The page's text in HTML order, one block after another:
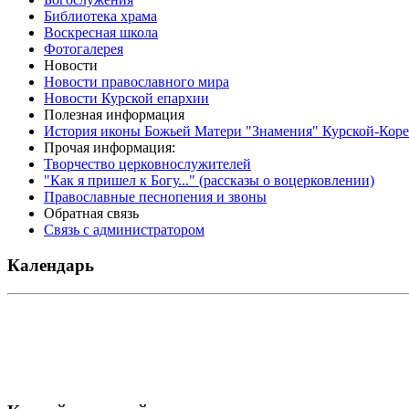
Библиотека храма
Воскресная школа
Фотогалерея
Новости
Новости православного мира
Новости Курской епархии
Полезная информация
История иконы Божьей Матери "Знамения" Курской-
Прочая информация:
Творчество церковнослужителей
"Как я пришел к Богу..." (рассказы о воцерковлении)
Православные песнопения и звоны
Обратная связь
Связь с администратором
Календарь